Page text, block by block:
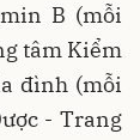
B (mỗi
tâm Kiểm
đình (mỗi
- Trang